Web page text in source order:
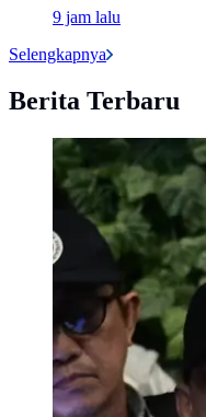
9 jam lalu
Selengkapnya
Berita Terbaru